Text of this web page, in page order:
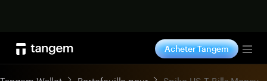
Acheter Tangem